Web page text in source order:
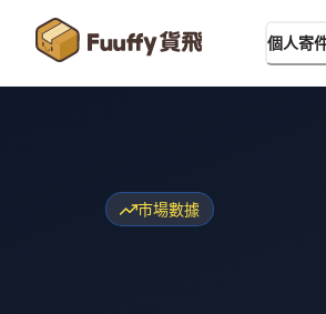
個人寄
市場數據